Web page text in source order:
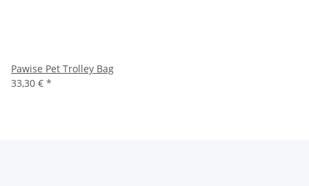
Pawise Pet Trolley Bag
33,30 € *